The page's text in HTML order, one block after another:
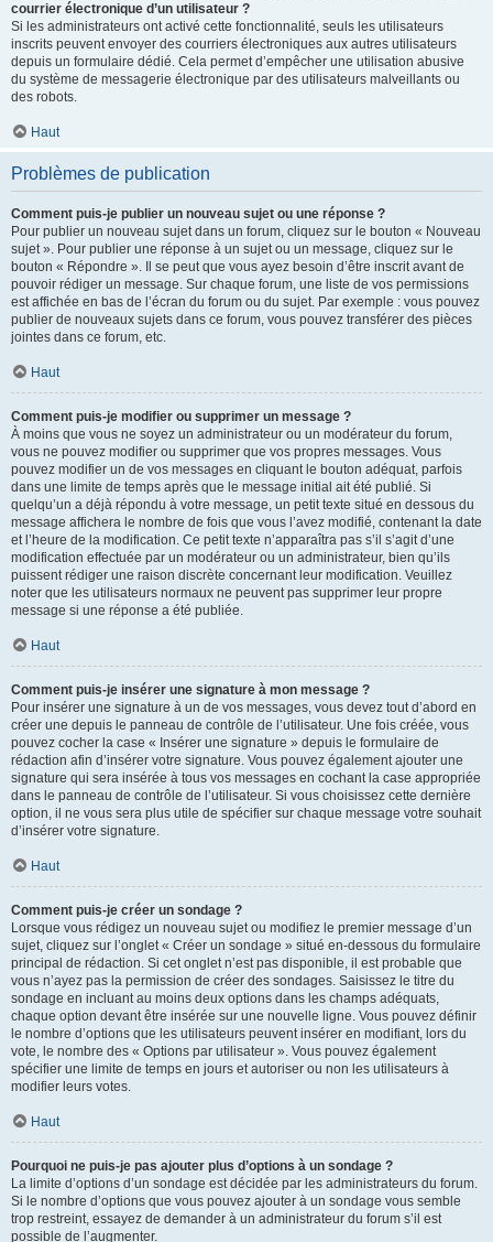
courrier électronique d’un utilisateur ?
Si les administrateurs ont activé cette fonctionnalité, seuls les utilisateurs
inscrits peuvent envoyer des courriers électroniques aux autres utilisateurs
depuis un formulaire dédié. Cela permet d’empêcher une utilisation abusive
du système de messagerie électronique par des utilisateurs malveillants ou
des robots.
Haut
Problèmes de publication
Comment puis-je publier un nouveau sujet ou une réponse ?
Pour publier un nouveau sujet dans un forum, cliquez sur le bouton « Nouveau
sujet ». Pour publier une réponse à un sujet ou un message, cliquez sur le
bouton « Répondre ». Il se peut que vous ayez besoin d’être inscrit avant de
pouvoir rédiger un message. Sur chaque forum, une liste de vos permissions
est affichée en bas de l’écran du forum ou du sujet. Par exemple : vous pouvez
publier de nouveaux sujets dans ce forum, vous pouvez transférer des pièces
jointes dans ce forum, etc.
Haut
Comment puis-je modifier ou supprimer un message ?
À moins que vous ne soyez un administrateur ou un modérateur du forum,
vous ne pouvez modifier ou supprimer que vos propres messages. Vous
pouvez modifier un de vos messages en cliquant le bouton adéquat, parfois
dans une limite de temps après que le message initial ait été publié. Si
quelqu’un a déjà répondu à votre message, un petit texte situé en dessous du
message affichera le nombre de fois que vous l’avez modifié, contenant la date
et l’heure de la modification. Ce petit texte n’apparaîtra pas s’il s’agit d’une
modification effectuée par un modérateur ou un administrateur, bien qu’ils
puissent rédiger une raison discrète concernant leur modification. Veuillez
noter que les utilisateurs normaux ne peuvent pas supprimer leur propre
message si une réponse a été publiée.
Haut
Comment puis-je insérer une signature à mon message ?
Pour insérer une signature à un de vos messages, vous devez tout d’abord en
créer une depuis le panneau de contrôle de l’utilisateur. Une fois créée, vous
pouvez cocher la case « Insérer une signature » depuis le formulaire de
rédaction afin d’insérer votre signature. Vous pouvez également ajouter une
signature qui sera insérée à tous vos messages en cochant la case appropriée
dans le panneau de contrôle de l’utilisateur. Si vous choisissez cette dernière
option, il ne vous sera plus utile de spécifier sur chaque message votre souhait
d’insérer votre signature.
Haut
Comment puis-je créer un sondage ?
Lorsque vous rédigez un nouveau sujet ou modifiez le premier message d’un
sujet, cliquez sur l’onglet « Créer un sondage » situé en-dessous du formulaire
principal de rédaction. Si cet onglet n’est pas disponible, il est probable que
vous n’ayez pas la permission de créer des sondages. Saisissez le titre du
sondage en incluant au moins deux options dans les champs adéquats,
chaque option devant être insérée sur une nouvelle ligne. Vous pouvez définir
le nombre d’options que les utilisateurs peuvent insérer en modifiant, lors du
vote, le nombre des « Options par utilisateur ». Vous pouvez également
spécifier une limite de temps en jours et autoriser ou non les utilisateurs à
modifier leurs votes.
Haut
Pourquoi ne puis-je pas ajouter plus d’options à un sondage ?
La limite d’options d’un sondage est décidée par les administrateurs du forum.
Si le nombre d’options que vous pouvez ajouter à un sondage vous semble
trop restreint, essayez de demander à un administrateur du forum s’il est
possible de l’augmenter.